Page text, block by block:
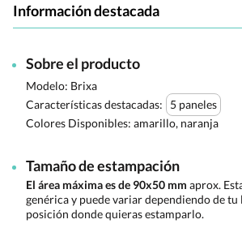
Información destacada
Sobre el producto
Modelo: Brixa
Características destacadas:
5 paneles
Colores Disponibles: amarillo, naranja
Tamaño de estampación
El área máxima es de 90x50 mm aprox.
genérica y puede variar dependiendo de tu
posición donde quieras estamparlo.